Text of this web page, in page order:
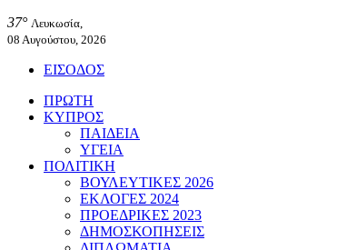
37° Λευκωσία,
08 Αυγούστου, 2026
ΕΙΣΟΔΟΣ
ΠΡΩΤΗ
ΚΥΠΡΟΣ
ΠΑΙΔΕΙΑ
ΥΓΕΙΑ
ΠΟΛΙΤΙΚΗ
ΒΟΥΛΕΥΤΙΚΕΣ 2026
ΕΚΛΟΓΕΣ 2024
ΠΡΟΕΔΡΙΚΕΣ 2023
ΔΗΜΟΣΚΟΠΗΣΕΙΣ